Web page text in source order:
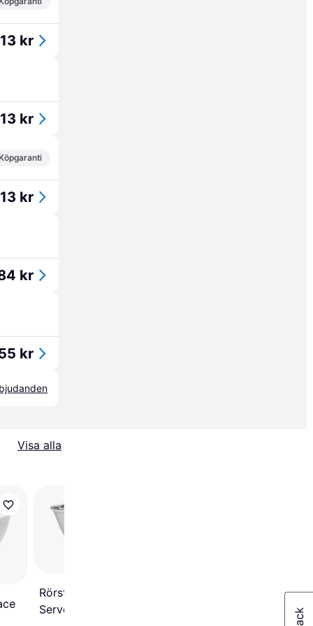
kr
kr
Köpgaranti
kr
kr
kr
Visa alla
Rörstrand Ostindia
Serveringsskål 2.4L